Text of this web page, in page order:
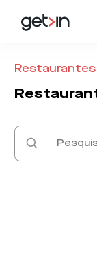
Restaurantes